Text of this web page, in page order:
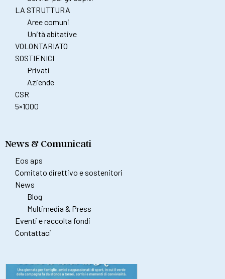
LA STRUTTURA
Aree comuni
Unità abitative
VOLONTARIATO
SOSTIENICI
Privati
Aziende
CSR
5×1000
News & Comunicati
Eos aps
Comitato direttivo e sostenitori
News
Blog
Multimedia & Press
Eventi e raccolta fondi
Contattaci